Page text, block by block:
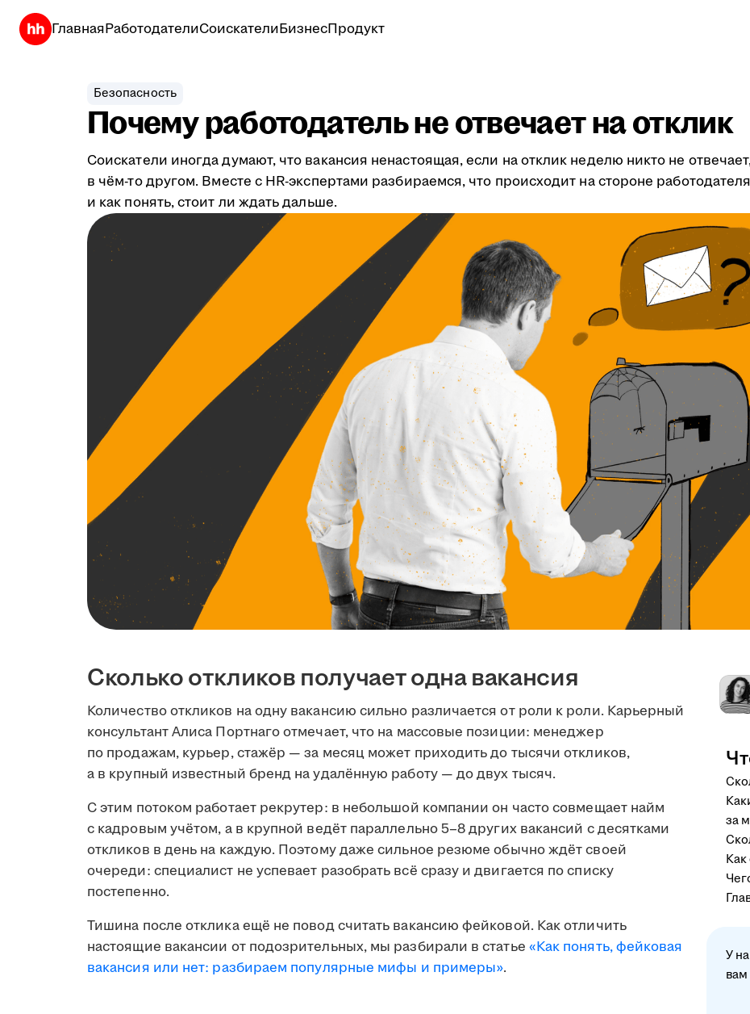
ГлавнаяРаботодателиСоискателиБизнесПродукт
Безопасность
Почему работодатель не отвечает на отклик
Соискатели иногда думают, что вакансия ненастоящая, если на отклик неделю никто не
в чём-то другом. Вместе с HR-экспертами разбираемся, что происходит на стороне
и как понять, стоит ли ждать дальше.
Сколько откликов получает одна вакансия
Количество откликов на одну вакансию сильно различается от роли к роли. Карьерный
консультант Алиса Портнаго отмечает, что на массовые позиции: менеджер
по продажам, курьер, стажёр — за месяц может приходить до тысячи откликов,
а в крупный известный бренд на удалённую работу — до двух тысяч.
С этим потоком работает рекрутер: в небольшой компании он часто совмещает найм
с кадровым учётом, а в крупной ведёт параллельно 5–8 других вакансий с десятками
откликов в день на каждую. Поэтому даже сильное резюме обычно ждёт своей
очереди: специалист не успевает разобрать всё сразу и двигается по списку
постепенно.
Тишина после отклика ещё не повод считать вакансию фейковой. Как отличить
настоящие вакансии от подозрительных, мы разбирали в статье «Как понять, фейковая
вакансия или нет: разбираем популярные мифы и примеры».
за
У